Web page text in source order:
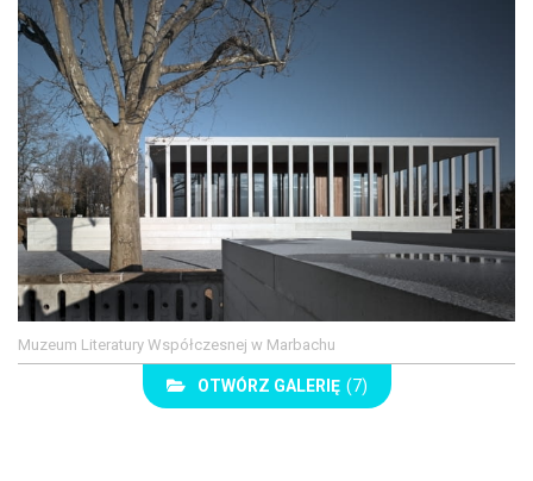
Muzeum Literatury Współczesnej w Marbachu
OTWÓRZ GALERIĘ (7)